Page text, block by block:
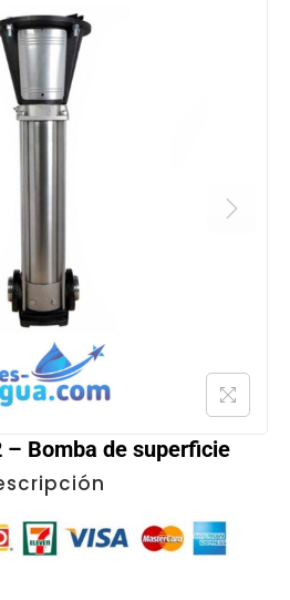
– Bomba de superficie